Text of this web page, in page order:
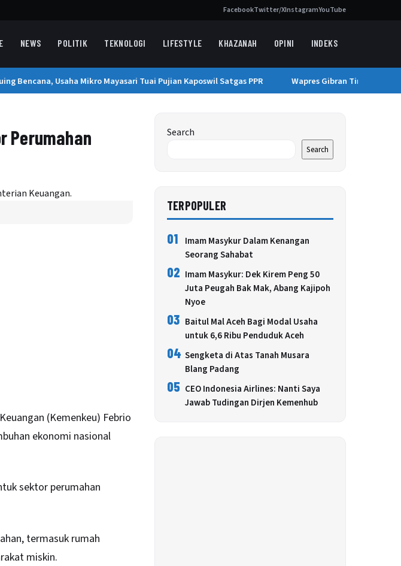
FacebookTwitter/XInstagramYouTube
NEWS POLITIK TEKNOLOGI LIFESTYLE KHAZANAH OPINI INDEKS
Bencana, Usaha Mikro Mayasari Tuai Pujian Kaposwil Satgas PPR Wapres Gibran Tinjau
Perumahan
(Kemenkeu) Febrio
ekonomi nasional
sektor perumahan
termasuk rumah
miskin.
Search
Search
TERPOPULER
01
Imam Masykur Dalam Kenangan
Seorang Sahabat
02 Imam Masykur: Dek Kirem Peng 50
Juta Peugah Bak Mak, Abang Kajipoh
Nyoe
03 Baitul Mal Aceh Bagi Modal Usaha
untuk 6,6 Ribu Penduduk Aceh
04 Sengketa di Atas Tanah Musara
Blang Padang
05 CEO Indonesia Airlines: Nanti Saya
Jawab Tudingan Dirjen Kemenhub